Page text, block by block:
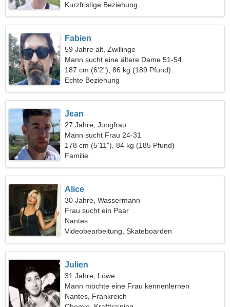
Kurzfristige Beziehung
Fabien
59 Jahre alt, Zwillinge
Mann sucht eine ältere Dame 51-54
187 cm (6'2"), 86 kg (189 Pfund)
Echte Beziehung
Jean
27 Jahre, Jungfrau
Mann sucht Frau 24-31
178 cm (5'11"), 84 kg (185 Pfund)
Familie
Alice
30 Jahre, Wassermann
Frau sucht ein Paar
Nantes
Videobearbeitung, Skateboarden
Julien
31 Jahre, Löwe
Mann möchte eine Frau kennenlernen
Nantes, Frankreich